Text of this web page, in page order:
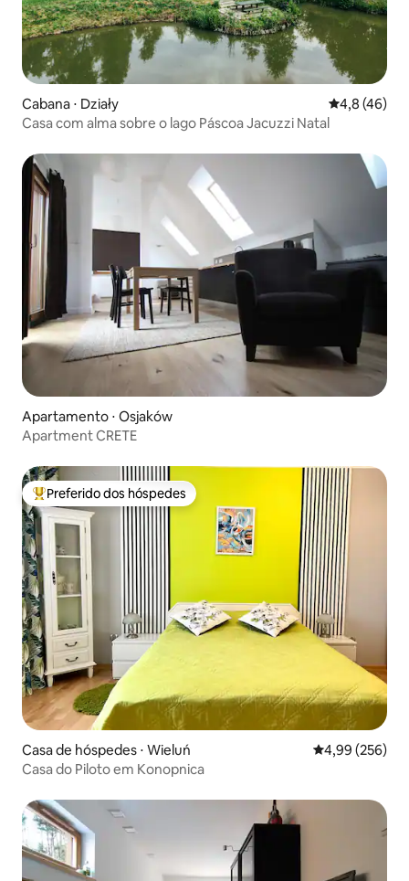
Cabana ⋅ Działy 4,8 de uma
4,8 (46)
Casa com alma sobre o lago Páscoa Jacuzzi Natal
Apartamento ⋅ Osjaków
Apartment CRETE
Entre os melhores preferidos dos hóspedes
Preferido dos hóspedes
Casa de hóspedes ⋅ Wieluń 4,99 de uma
4,99 (256)
Casa do Piloto em Konopnica